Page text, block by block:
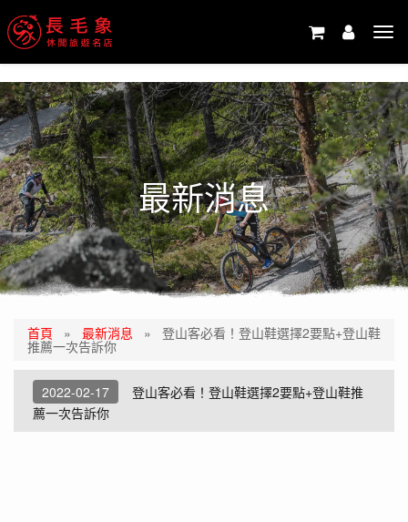
最新消息
首頁 » 最新消息 » 登山客必看！登山鞋選擇2要點+登山鞋
推薦一次告訴你
2022-02-17
登山客必看！登山鞋選擇2要點+登山鞋推
薦一次告訴你